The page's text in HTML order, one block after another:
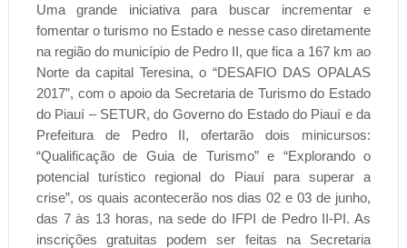
Uma grande iniciativa para buscar incrementar e
fomentar o turismo no Estado e nesse caso diretamente
na região do município de Pedro II, que fica a 167 km ao
Norte da capital Teresina, o “DESAFIO DAS OPALAS
2017”, com o apoio da Secretaria de Turismo do Estado
do Piauí – SETUR, do Governo do Estado do Piauí e da
Prefeitura de Pedro II, ofertarão dois minicursos:
“Qualificação de Guia de Turismo” e “Explorando o
potencial turístico regional do Piauí para superar a
crise”, os quais acontecerão nos dias 02 e 03 de junho,
das 7 às 13 horas, na sede do IFPI de Pedro II-PI. As
inscrições gratuitas podem ser feitas na Secretaria